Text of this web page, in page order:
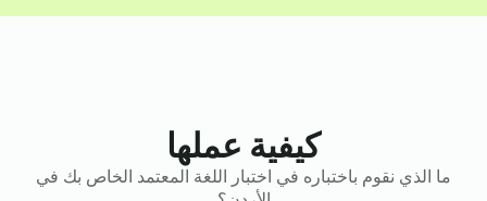
كيفية عملها
ما الذي نقوم باختباره في اختبار اللغة المعتمد الخاص بك في